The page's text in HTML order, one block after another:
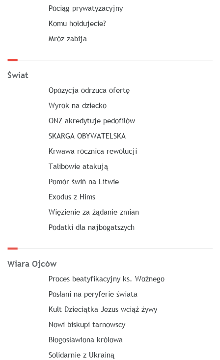
Pociąg prywatyzacyjny
Komu hołdujecie?
Mróz zabija
Świat
Opozycja odrzuca ofertę
Wyrok na dziecko
ONZ akredytuje pedofilów
SKARGA OBYWATELSKA
Krwawa rocznica rewolucji
Talibowie atakują
Pomór świń na Litwie
Exodus z Hims
Więzienie za żądanie zmian
Podatki dla najbogatszych
Wiara Ojców
Proces beatyfikacyjny ks. Woźnego
Posłani na peryferie świata
Kult Dzieciątka Jezus wciąż żywy
Nowi biskupi tarnowscy
Błogosławiona królowa
Solidarnie z Ukrainą